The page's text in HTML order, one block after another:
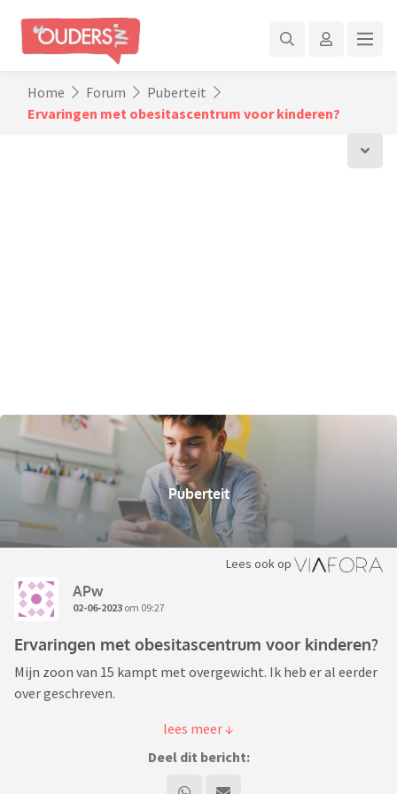
Home Forum
Puberteit
Ervaringen met obesitascentrum voor kinderen?
Puberteit
Lees ook op
APw
02-06-2023 om 09:27
Ervaringen met obesitascentrum voor kinderen?
Mijn zoon van 15 kampt met overgewicht. Ik heb er al eerder
over geschreven.
Gisteren gingen we naar de dokter, niet voor zijn gewicht, en
de dokter sprak zijn ongerustheid uit over zijn gewicht en de
Deel dit bericht: